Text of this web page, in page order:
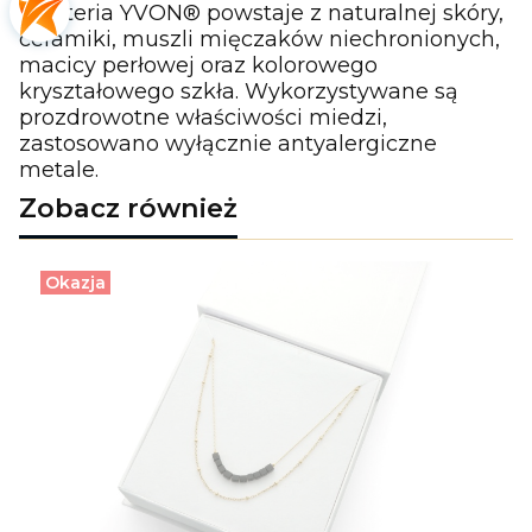
Biżuteria YVON® powstaje z naturalnej skóry,
ceramiki, muszli mięczaków niechronionych,
macicy perłowej oraz kolorowego
kryształowego szkła. Wykorzystywane są
prozdrowotne właściwości miedzi,
zastosowano wyłącznie antyalergiczne
metale.
Zobacz również
Okazja